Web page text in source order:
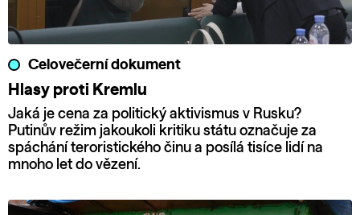
Celovečerní dokument
Hlasy proti Kremlu
Jaká je cena za politický aktivismus v Rusku?
Putinův režim jakoukoli kritiku státu označuje za
spáchání teroristického činu a posílá tisíce lidí na
mnoho let do vězení.